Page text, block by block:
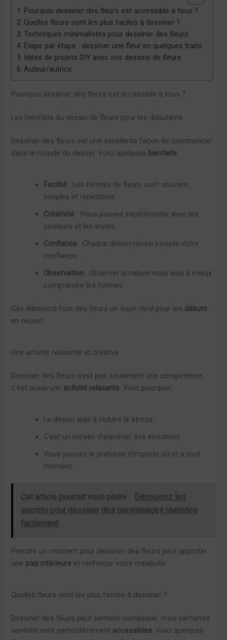
Pourquoi dessiner des fleurs est accessible à tous ?
Quelles fleurs sont les plus faciles à dessiner ?
Techniques minimalistes pour dessiner des fleurs
Étape par étape : dessiner une fleur en quelques traits
Idées de projets DIY avec vos dessins de fleurs
Auteur/autrice
Pourquoi dessiner des fleurs est accessible à tous ?
Les bienfaits du dessin de fleurs pour les débutants
Dessiner des fleurs est une excellente façon de commencer
dans le monde du dessin. Voici quelques bienfaits :
Facilité : Les formes de fleurs sont souvent
simples et répétitives.
Créativité : Vous pouvez expérimenter avec les
couleurs et les styles.
Confiance : Chaque dessin réussi booste votre
confiance.
Observation : Observer la nature vous aide à mieux
comprendre les formes.
Ces éléments font des fleurs un sujet idéal pour les débuts
en dessin.
Une activité relaxante et créative
Dessiner des fleurs n’est pas seulement une compétence,
c’est aussi une activité relaxante. Voici pourquoi :
Le dessin aide à réduire le stress.
C’est un moyen d’exprimer ses émotions.
Vous pouvez le pratiquer n’importe où et à tout
moment.
Cet article pourrait vous plaire :
Découvrez les
secrets pour dessiner des personnages réalistes
facilement
Prendre un moment pour dessiner des fleurs peut apporter
une paix intérieure et renforcer votre créativité.
Quelles fleurs sont les plus faciles à dessiner ?
Dessiner des fleurs peut sembler compliqué, mais certaines
variétés sont particulièrement accessibles. Voici quelques